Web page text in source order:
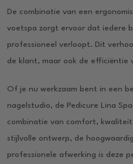
De combinatie van een
voetspa zorgt ervoor dat iedere
professioneel verloopt. Dit
de klant, maar ook de efficiëntie
Of je nu werkzaam bent in een
nagelstudio, de Pedicure Lina
combinatie van comfort,
stijlvolle ontwerp, de
professionele afwerking is deze